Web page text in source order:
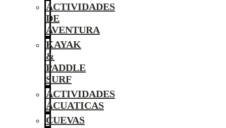
ACTIVIDADES
DE
AVENTURA
KAYAK
&
PADDLE
SURF
ACTIVIDADES
ACUATICAS
CUEVAS